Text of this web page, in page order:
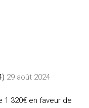
29 août 2024
1 320€ en faveur de